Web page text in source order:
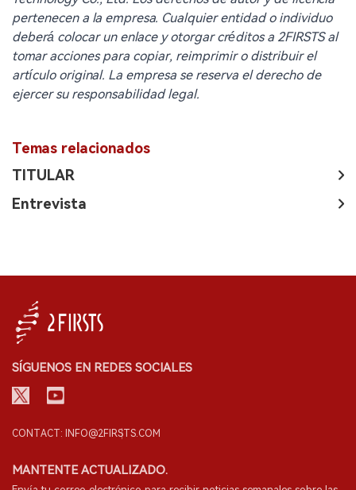
pertenecen a la empresa. Cualquier entidad o individuo
deberá colocar un enlace y otorgar créditos a 2FIRSTS al
tomar acciones para copiar, reimprimir o distribuir el
artículo original. La empresa se reserva el derecho de
ejercer su responsabilidad legal.
Temas relacionados
TITULAR
Entrevista
SÍGUENOS EN REDES SOCIALES
CONTACT: INFO@2FIRSTS.COM
MANTENTE ACTUALIZADO.